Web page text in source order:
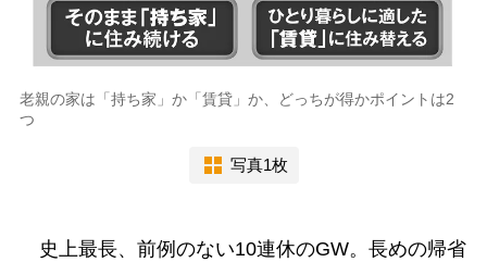
老親の家は「持ち家」か「賃貸」か、どっちが得かポイントは2
つ
写真1枚
史上最長、前例のない10連休のGW。長めの帰省